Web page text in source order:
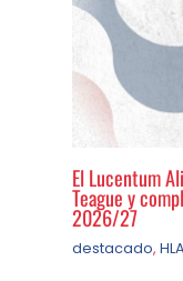
El Lucentum
Teague y
2026/27
destacado,